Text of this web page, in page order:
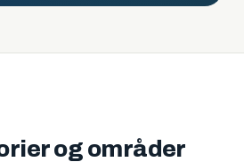
og områder